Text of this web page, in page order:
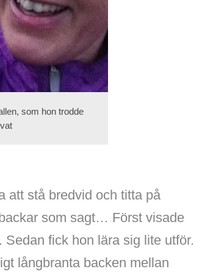
som hon trodde
att stå bredvid och titta på
som sagt… Först visade
fick hon lära sig lite utför.
långbranta backen mellan